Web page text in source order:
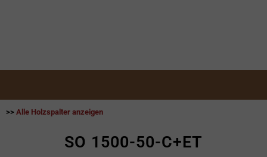
>> Alle Holzspalter anzeigen
SO 1500-50-C+ET